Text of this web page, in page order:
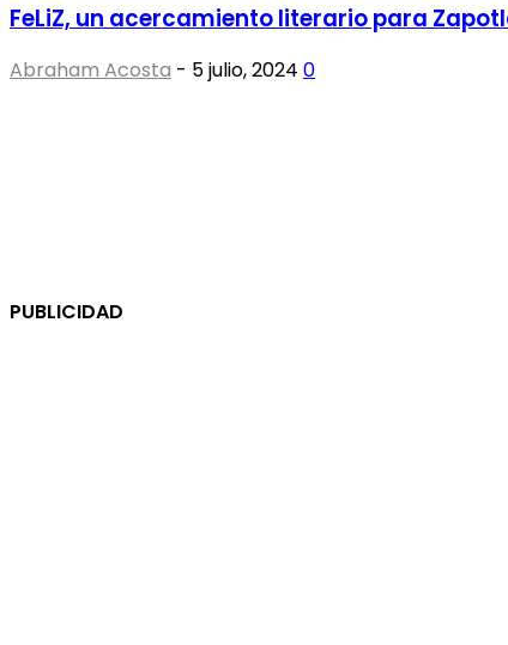
FeLiZ, un acercamiento literario para
Abraham Acosta - 5 julio, 2024 0
PUBLICIDAD